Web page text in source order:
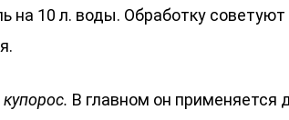
на 10 л. воды. Обработку
В главном он применяется